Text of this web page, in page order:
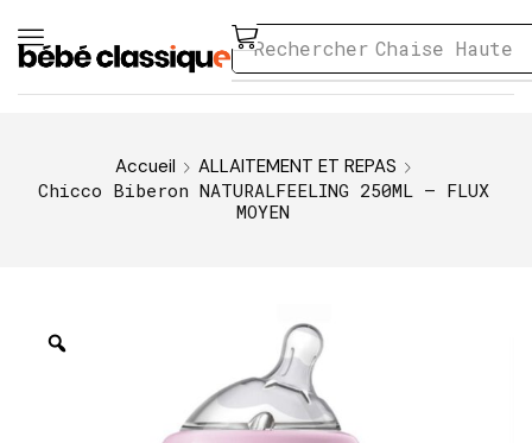
Rechercher Chaise Haute
Accueil
ALLAITEMENT ET REPAS
Chicco Biberon NATURALFEELING 250ML – FLUX
MOYEN